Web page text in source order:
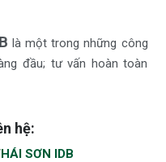
là một trong những công
đầu; tư vấn hoàn toàn
hệ:
SƠN IDB